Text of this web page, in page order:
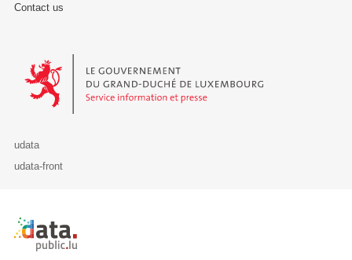
Contact us
Le Gouvernement du Grand-Duché de Luxembourg - Service
udata
udata-front
Retour à l'accueil de data.public.lu